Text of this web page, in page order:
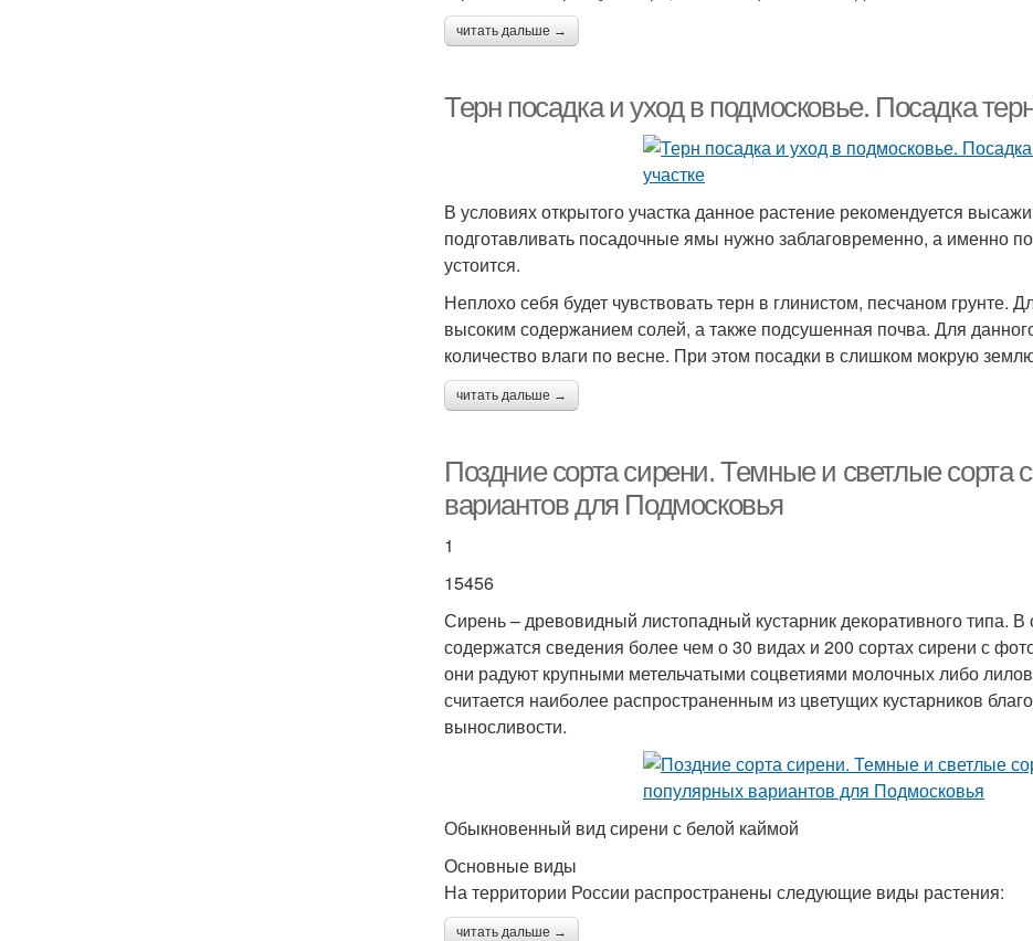
читать дальше →
Терн посадка и уход в подмосковье. Посадка
В условиях открытого участка данное растение рекомендуется
подготавливать посадочные ямы нужно заблаговременно, а именно
устоится.
Неплохо себя будет чувствовать терн в глинистом, песчаном грунте.
высоким содержанием солей, а также подсушенная почва. Для
количество влаги по весне. При этом посадки в слишком мокрую землю
читать дальше →
Поздние сорта сирени. Темные и светлые сорта
вариантов для Подмосковья
1
15456
Сирень – древовидный листопадный кустарник декоративного типа.
содержатся сведения более чем о 30 видах и 200 сортах сирени с
они радуют крупными метельчатыми соцветиями молочных либо
считается наиболее распространенным из цветущих кустарников
выносливости.
Обыкновенный вид сирени с белой каймой
Основные виды
На территории России распространены следующие виды растения:
читать дальше →